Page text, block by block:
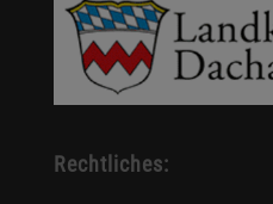
Rechtliches: